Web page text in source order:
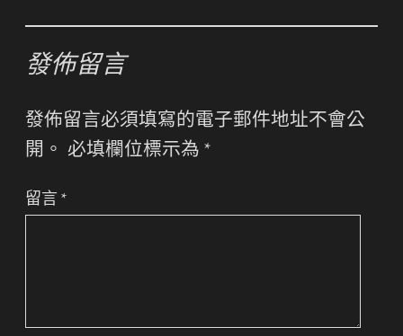
發佈留言
發佈留言必須填寫的電子郵件地址不會公
開。 必填欄位標示為 *
留言 *